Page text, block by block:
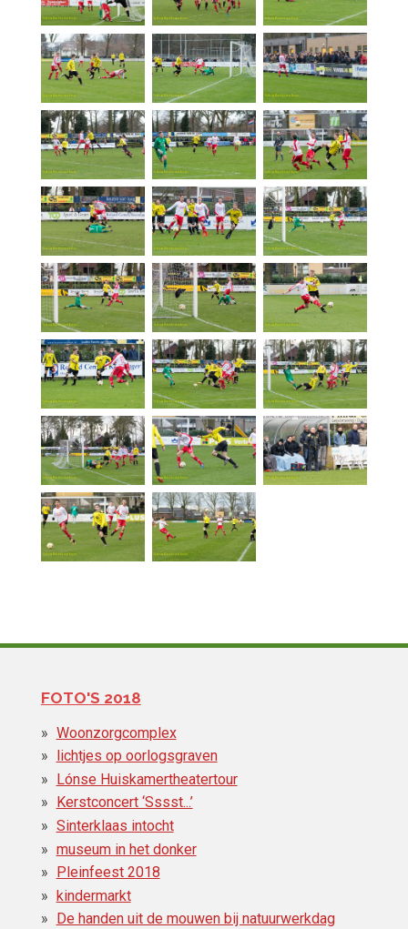
FOTO'S 2018
Woonzorgcomplex
lichtjes op oorlogsgraven
Lónse Huiskamertheatertour
Kerstconcert ‘Sssst...’
Sinterklaas intocht
museum in het donker
Pleinfeest 2018
kindermarkt
De handen uit de mouwen bij natuurwerkdag